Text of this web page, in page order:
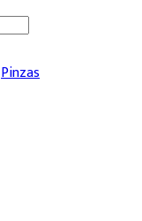
Pinzas